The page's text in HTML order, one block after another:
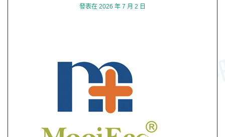
發表在 2026 年 7 月 2 日